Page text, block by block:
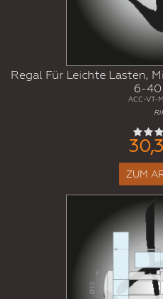
Regal Für Leichte Lasten,
6-40
ACC-VT-
ZUM